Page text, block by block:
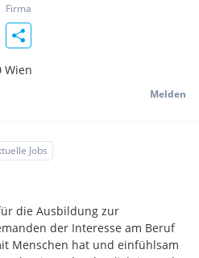
Firma
Wien
Melden
Jobs
die Ausbildung zur
der Interesse am Beruf
Menschen hat und einfühlsam